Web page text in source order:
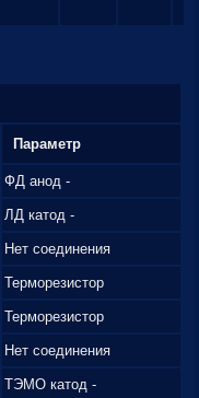
Параметр
ФД анод -
ЛД катод -
Нет соединения
Терморезистор
Терморезистор
Нет соединения
ТЭМО катод -